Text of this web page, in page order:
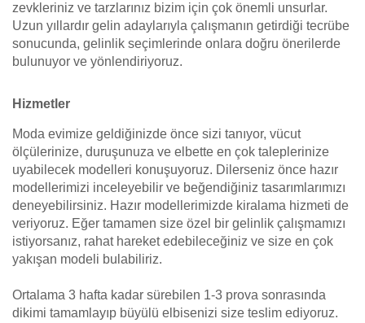
zevkleriniz ve tarzlarınız bizim için çok önemli unsurlar.
Uzun yıllardır gelin adaylarıyla çalışmanın getirdiği tecrübe
sonucunda, gelinlik seçimlerinde onlara doğru önerilerde
bulunuyor ve yönlendiriyoruz.
Hizmetler
Moda evimize geldiğinizde önce sizi tanıyor, vücut
ölçülerinize, duruşunuza ve elbette en çok taleplerinize
uyabilecek modelleri konuşuyoruz. Dilerseniz önce hazır
modellerimizi inceleyebilir ve beğendiğiniz tasarımlarımızı
deneyebilirsiniz. Hazır modellerimizde kiralama hizmeti de
veriyoruz. Eğer tamamen size özel bir gelinlik çalışmamızı
istiyorsanız, rahat hareket edebileceğiniz ve size en çok
yakışan modeli bulabiliriz.
Ortalama 3 hafta kadar sürebilen 1-3 prova sonrasında
dikimi tamamlayıp büyülü elbisenizi size teslim ediyoruz.